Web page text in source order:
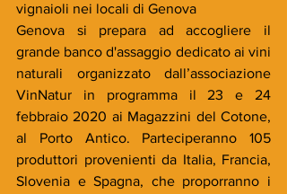
vignaioli nei locali di Genova
Genova si prepara ad accogliere il
grande banco d'assaggio dedicato ai vini
naturali organizzato dall’associazione
VinNatur in programma il 23 e 24
febbraio 2020 ai Magazzini del Cotone,
al Porto Antico. Parteciperanno 105
produttori provenienti da Italia, Francia,
Slovenia e Spagna, che proporranno i